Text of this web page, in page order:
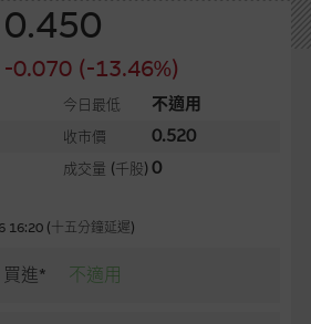
0.450
-0.070 (-13.46%)
今日最低 不適用
收市價 0.520
成交量 (千股)0
16:20 (十五分鐘延遲)
買進* 不適用